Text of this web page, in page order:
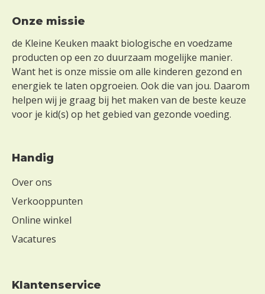
Footer
Onze missie
de Kleine Keuken maakt biologische en voedzame
producten op een zo duurzaam mogelijke manier.
Want het is onze missie om alle kinderen gezond en
energiek te laten opgroeien. Ook die van jou. Daarom
helpen wij je graag bij het maken van de beste keuze
voor je kid(s) op het gebied van gezonde voeding.
Handig
Over ons
Verkooppunten
Online winkel
Vacatures
Klantenservice